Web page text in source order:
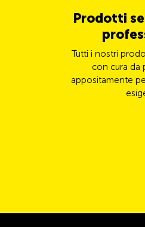
Prodotti
Tutti i nostri
con cura da
appositamente